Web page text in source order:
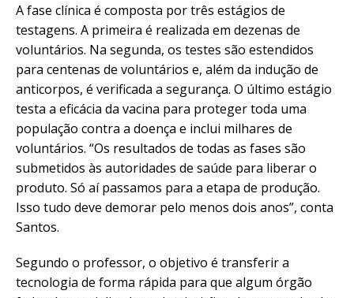
A fase clínica é composta por três estágios de
testagens. A primeira é realizada em dezenas de
voluntários. Na segunda, os testes são estendidos
para centenas de voluntários e, além da indução de
anticorpos, é verificada a segurança. O último estágio
testa a eficácia da vacina para proteger toda uma
população contra a doença e inclui milhares de
voluntários. “Os resultados de todas as fases são
submetidos às autoridades de saúde para liberar o
produto. Só aí passamos para a etapa de produção.
Isso tudo deve demorar pelo menos dois anos”, conta
Santos.
Segundo o professor, o objetivo é transferir a
tecnologia de forma rápida para que algum órgão